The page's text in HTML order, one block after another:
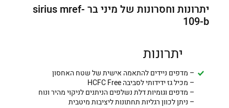
יתרונות וחסרונות של מיני בר sirius mref-
109-b
יתרונות
– מדפים ניידים להתאמה אישית של שטח האחסון
– מכיל גז ידידותי לסביבה HCFC Free
– מדפים וגומיות דלת נשלפים הניתנים לניקוי מהיר ונוח
– ניתן לכוון רגליות תחתונות ליציבות מיטבית